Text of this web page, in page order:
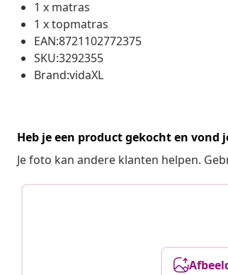
1 x matras
1 x topmatras
EAN:8721102772375
SKU:3292355
Brand:vidaXL
Heb je een product gekocht en vond
Je foto kan andere klanten helpen.